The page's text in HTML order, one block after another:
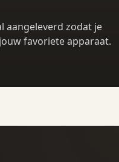
aangeleverd zodat je
favoriete apparaat.